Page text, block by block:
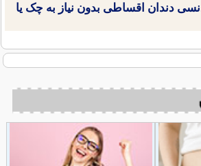
دندان اقساطی بدون نیاز به چک یا